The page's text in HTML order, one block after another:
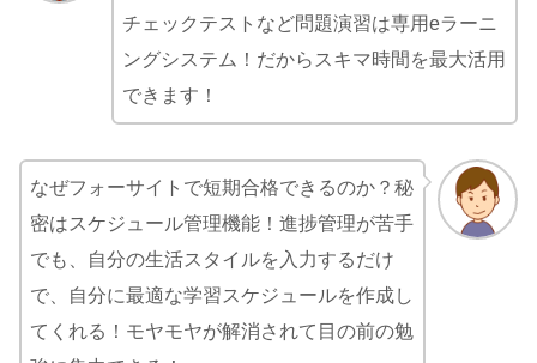
チェックテストなど問題演習は専用eラーニ
ングシステム！だからスキマ時間を最大活用
できます！
なぜフォーサイトで短期合格できるのか？秘
密はスケジュール管理機能！進捗管理が苦手
でも、自分の生活スタイルを入力するだけ
で、自分に最適な学習スケジュールを作成し
てくれる！モヤモヤが解消されて目の前の勉